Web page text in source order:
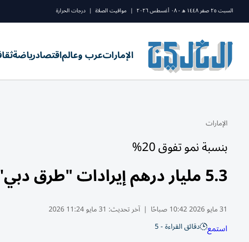
السبت ٢٥ صفر ١٤٤٨ ه - ٠٨ أغسطس ٢٠٢٦ | مواقيت الصلاة | درجات الحرارة
الإماراتعرب وعالماقتصادرياضة
الإمارات
بنسبة نمو تفوق 20%
5.3 مليار درهم إيرادات "طرق دبي" عبر القنوات الرقمية 2025
31 مايو 2026 10:42 صباحًا | آخر تحديث: 31 مايو 11:24 2026
استمع دقائق القراءة - 5